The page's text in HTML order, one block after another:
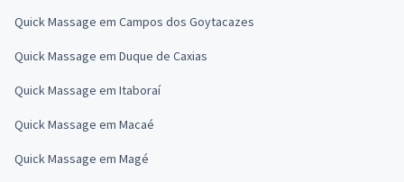
Quick Massage em Campos dos Goytacazes
Quick Massage em Duque de Caxias
Quick Massage em Itaboraí
Quick Massage em Macaé
Quick Massage em Magé